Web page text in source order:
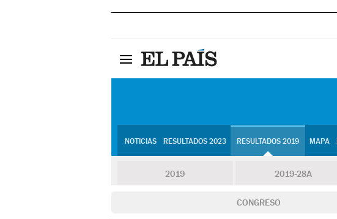
NOTICIAS RESULTADOS 2023 RESULTADOS 2019 MAPA
2019 2019-28A
CONGRESO